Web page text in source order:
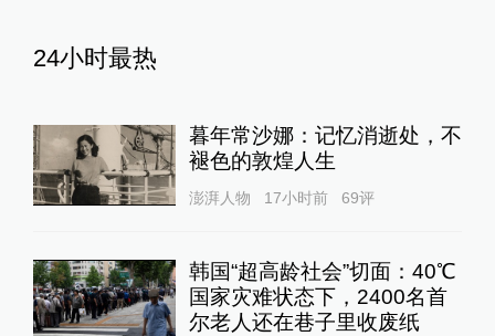
24小时最热
暮年常沙娜：记忆消逝处，不
褪色的敦煌人生
澎湃人物 17小时前 69评
韩国“超高龄社会”切面：40℃
国家灾难状态下，2400名首
尔老人还在巷子里收废纸